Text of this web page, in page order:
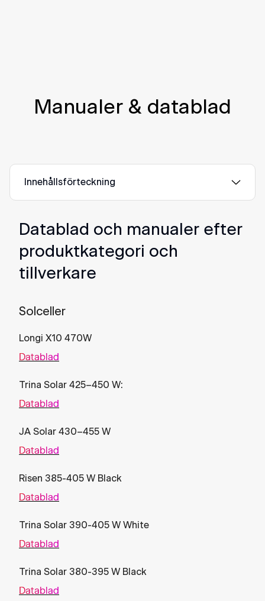
Manualer & datablad
Innehållsförteckning
Datablad och manualer efter
produktkategori och
tillverkare
Solceller
Longi X10 470W
Datablad
Trina Solar 425–450 W:
Datablad
JA Solar 430–455 W
Datablad
Risen 385-405 W Black
Datablad
Trina Solar 390-405 W White
Datablad
Trina Solar 380-395 W Black
Datablad